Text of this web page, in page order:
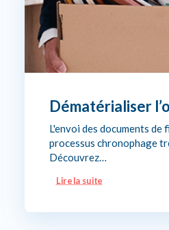
Dématérialiser
L'envoi des documents de
processus chronophage
Découvrez…
Lire la suite